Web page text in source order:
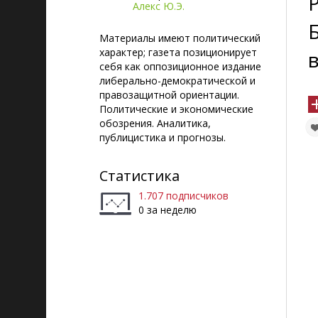
Алекс Ю.Э.
Материалы имеют политический
характер; газета позиционирует
себя как оппозиционное издание
либерально-демократической и
правозащитной ориентации.
Политические и экономические
обозрения. Аналитика,
публицистика и прогнозы.
Статистика
1.707 подписчиков
0 за неделю